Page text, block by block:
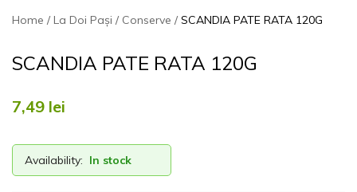
Home La Doi Pași Conserve SCANDIA PATE RATA 120G
SCANDIA PATE RATA 120G
7,49 lei
Availability: In stock